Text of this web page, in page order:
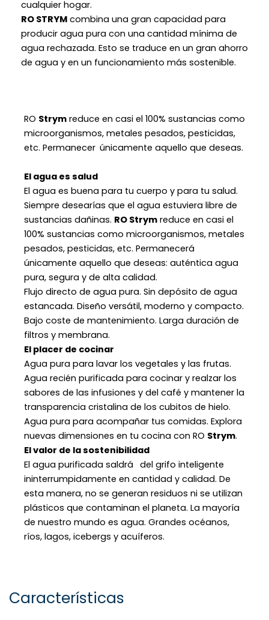
cualquier hogar.
RO STRYM combina una gran capacidad para
producir agua pura con una cantidad mínima de
agua rechazada. Esto se traduce en un gran ahorro
de agua y en un funcionamiento más sostenible.
RO Strym reduce en casi el 100% sustancias como
microorganismos, metales pesados, pesticidas,
etc. Permanecer únicamente aquello que deseas.
El agua es salud
El agua es buena para tu cuerpo y para tu salud.
Siempre desearías que el agua estuviera libre de
sustancias dañinas. RO Strym reduce en casi el
100% sustancias como microorganismos, metales
pesados, pesticidas, etc. Permanecerá
únicamente aquello que deseas: auténtica agua
pura, segura y de alta calidad.
Flujo directo de agua pura. Sin depósito de agua
estancada. Diseño versátil, moderno y compacto.
Bajo coste de mantenimiento. Larga duración de
filtros y membrana.
El placer de cocinar
Agua pura para lavar los vegetales y las frutas.
Agua recién purificada para cocinar y realzar los
sabores de las infusiones y del café y mantener la
transparencia cristalina de los cubitos de hielo.
Agua pura para acompañar tus comidas. Explora
nuevas dimensiones en tu cocina con RO Strym.
El valor de la sostenibilidad
El agua purificada saldrá del grifo inteligente
ininterrumpidamente en cantidad y calidad. De
esta manera, no se generan residuos ni se utilizan
plásticos que contaminan el planeta. La mayoría
de nuestro mundo es agua. Grandes océanos,
ríos, lagos, icebergs y acuíferos.
Características